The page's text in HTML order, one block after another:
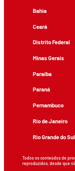
Bahia
Ceará
Distrito Federal
Minas Gerais
Paraíba
Paraná
Pernambuco
Rio de Janeiro
Rio Grande do Sul
Todos os conteúdos de
reproduzidos, desde que